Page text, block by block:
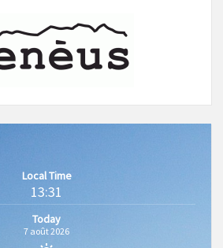
Local Time
13:31
Today
7 août 2026